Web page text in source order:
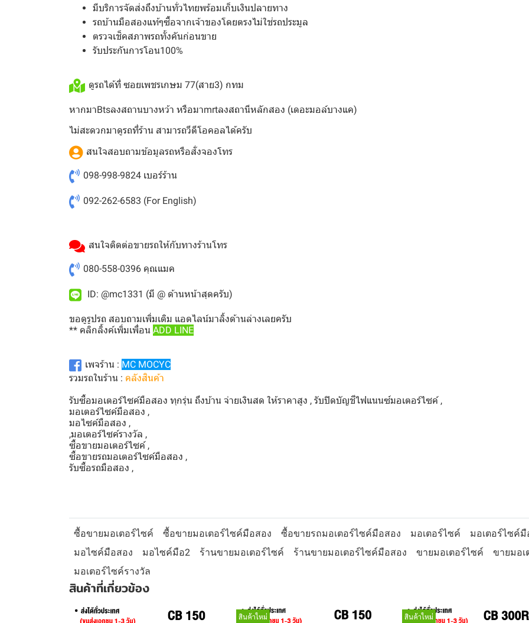
มีบริการจัดส่งถึงบ้านทั่วไทยพร้อมเก็บเงินปลายทาง
รถบ้านมือสองแท้ๆซื้อจากเจ้าของโดยตรงไม่ใช่รถประมูล
ตรวจเช็คสภาพรถทั้งคันก่อนขาย
รับประกันการโอน100%
ดูรถได้ที่ ซอยเพชรเกษม 77(สาย3) กทม
หากมาBtsลงสถานบางหว้า หรือมาmrtลงสถานีหลักสอง (เดอะมอล์บางแค)
ไม่สะดวกมาดูรถที่ร้าน สามารถวีดีโอคอลได้ครับ
สนใจสอบถามข้อมูลรถหรือสั่งจองโทร
098-998-9824 เบอร์ร้าน
092-262-6583 (For English)
สนใจติดต่อขายรถให้กับทางร้านโทร
080-558-0396 คุณแมค
ID: @mc1331 (มี @ ด้านหน้าสุดครับ)
ขอดูรูปรถ สอบถามเพิ่มเติม แอดไลน์มาลิ้งด้านล่างเลยครับ
** คลิกลิ้งค์เพิ่มเพื่อน ADD LINE
เพจร้าน : MC MOCYC
รวมรถในร้าน : คลังสินค้า
รับซื้อมอเตอร์ไซค์มือสอง ทุกรุ่น ถึงบ้าน จ่ายเงินสด ให้ราคาสูง , รับปิดบัญชีไฟแนนซ์มอเตอร์ไซค์ ,
มอเตอร์ไซค์มือสอง ,
มอไซค์มือสอง ,
,มอเตอร์ไซค์รางวัล ,
ซื้อขายมอเตอร์ไซค์ ,
ซื้อขายรถมอเตอร์ไซค์มือสอง ,
รับซื้อรถมือสอง ,
ซื้อขายมอเตอร์ไซค์ ซื้อขายมอเตอร์ไซค์มือสอง ซื้อขายรถมอเตอร์ไซค์มือสอง มอเตอร์ไซค์
มอเตอร์ไซค์มื
มอไซค์มือสอง
มอไซค์มือ2 ร้านขายมอเตอร์ไซค์ ร้านขายมอเตอร์ไซค์มือสอง ขายมอเตอร์ไซค์
ขายมอ
มอเตอร์ไซค์รางวัล
สินค้าที่เกี่ยวข้อง
สินค้าใหม่
สินค้าใหม่